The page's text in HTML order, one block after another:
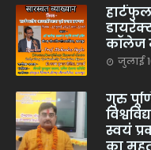
कॉलेज
जुलाई
गुरु
स्वयं